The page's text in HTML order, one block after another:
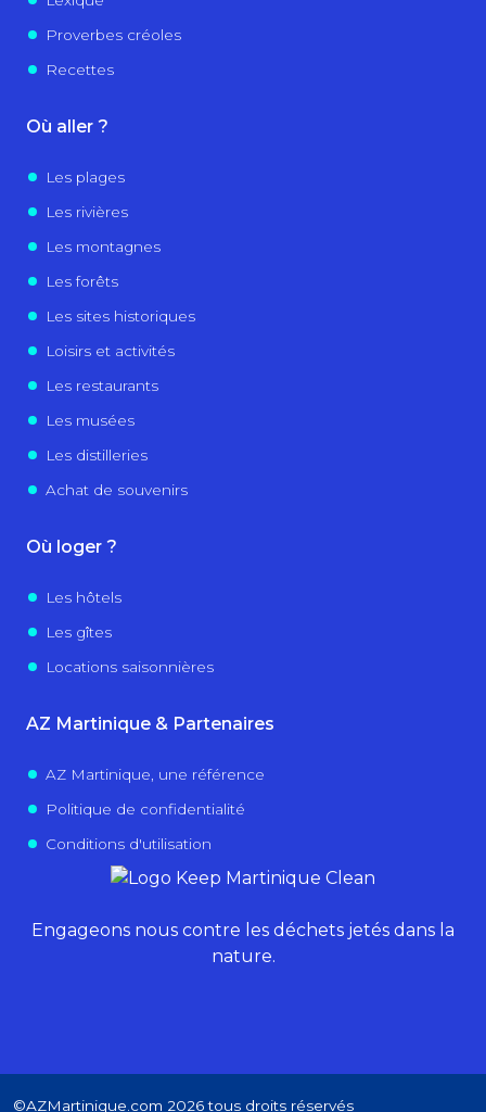
Proverbes créoles
Recettes
Où aller ?
Les plages
Les rivières
Les montagnes
Les forêts
Les sites historiques
Loisirs et activités
Les restaurants
Les musées
Les distilleries
Achat de souvenirs
Où loger ?
Les hôtels
Les gîtes
Locations saisonnières
AZ Martinique & Partenaires
AZ Martinique, une référence
Politique de confidentialité
Conditions d'utilisation
Engageons nous contre les déchets jetés dans la
nature.
©AZMartinique.com 2026 tous droits réservés